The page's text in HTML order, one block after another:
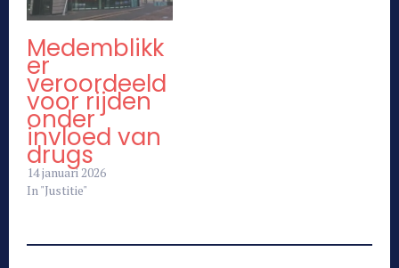
Medemblikk
er
veroordeeld
voor rijden
onder
invloed van
drugs
14 januari 2026
In "Justitie"